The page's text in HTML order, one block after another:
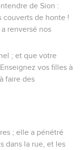
de Sion :
couverts de honte !
renversé nos
; et que votre
vos filles à
faire des
; elle a pénétré
dans la rue, et les